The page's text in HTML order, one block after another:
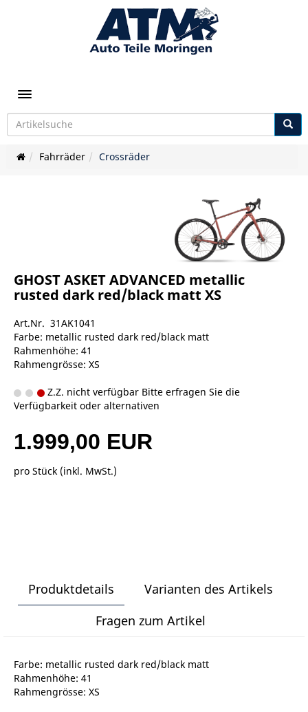
Toggle navigation
Fahrräder Crossräder
GHOST ASKET ADVANCED metallic
rusted dark red/black matt XS
Art.Nr. 31AK1041
Farbe: metallic rusted dark red/black matt
Rahmenhöhe: 41
Rahmengrösse: XS
Z.Z. nicht verfügbar Bitte erfragen Sie die
Verfügbarkeit oder alternativen
1.999,00 EUR
pro Stück (inkl. MwSt.)
Produktdetails
Varianten des Artikels
Fragen zum Artikel
Farbe: metallic rusted dark red/black matt
Rahmenhöhe: 41
Rahmengrösse: XS